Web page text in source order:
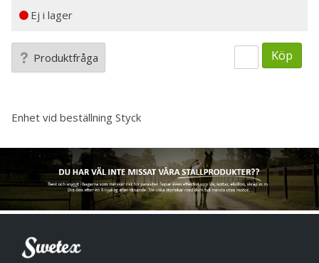
Ej i lager
Produktfråga Köp
Enhet vid beställning Styck